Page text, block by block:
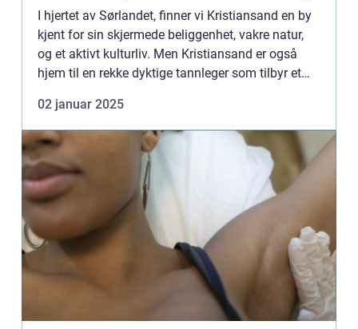
I hjertet av Sørlandet, finner vi Kristiansand en by
kjent for sin skjermede beliggenhet, vakre natur,
og et aktivt kulturliv. Men Kristiansand er også
hjem til en rekke dyktige tannleger som tilbyr et
02 januar 2025